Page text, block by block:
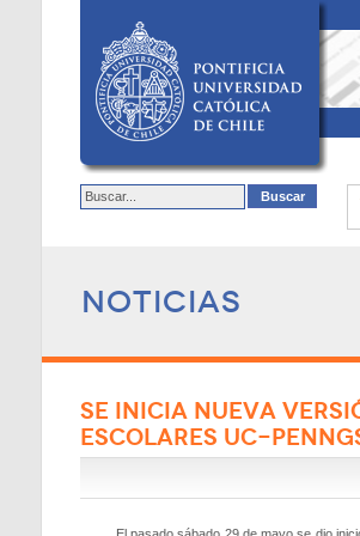
Noticias
SE INICIA NUEVA
ESCOLARES UC-